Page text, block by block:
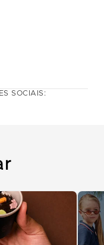
SOCIAIS: